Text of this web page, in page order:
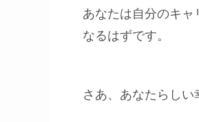
あなたは自分のキ
なるはずです。
さあ、あなたらしい